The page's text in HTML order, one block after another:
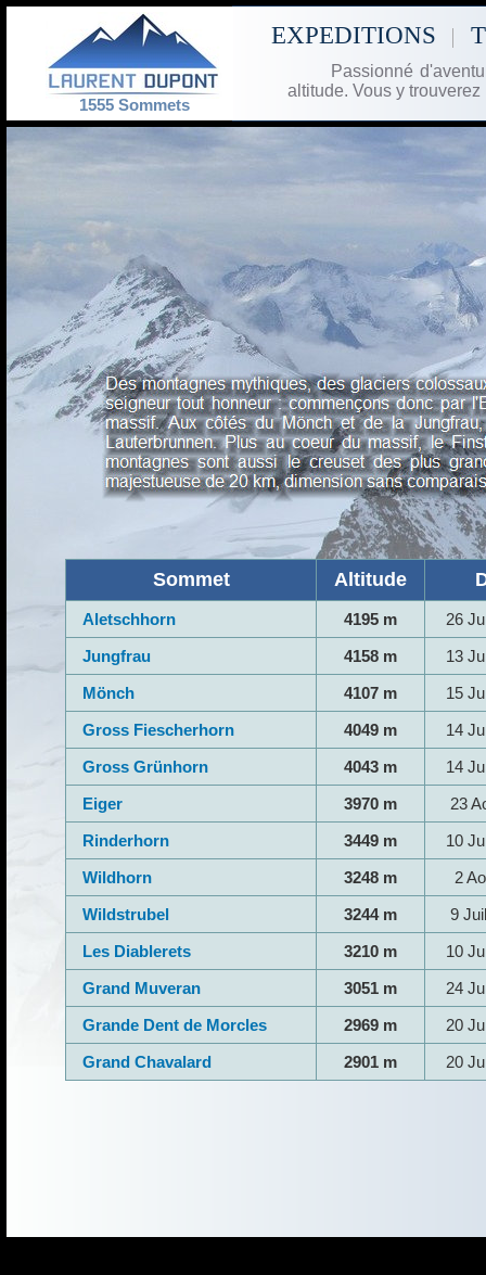
Passionné
altitude. Vous y
Sommet Altitude
Aletschhorn 4195 m
26
Jungfrau
4158 m
13
Mönch
4107 m
15
Gross Fiescherhorn
4049 m
14
Gross Grünhorn
4043 m
14
Eiger
3970 m
23
Rinderhorn
3449 m
10
Wildhorn
3248 m
2
Wildstrubel
3244 m
9
Les Diablerets
3210 m
10
Grand Muveran
3051 m
24
Grande Dent de Morcles
2969 m
20
Grand Chavalard
2901 m 20
1555 Sommets
EXPEDITIONS